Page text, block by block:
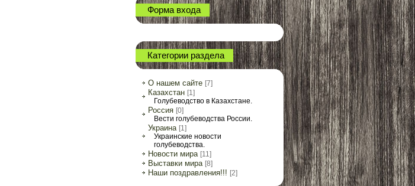
Форма входа
Категории раздела
О нашем сайте [7]
Казахстан [1]
Голубеводство в Казахстане.
Россия [0]
Вести голубеводства России.
Украина [1]
Украинские новости
голубеводства.
Новости мира [11]
Выставки мира [8]
Наши поздравления!!! [2]